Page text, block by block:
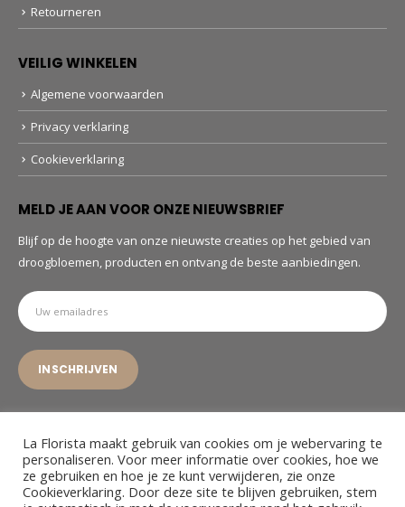
Retourneren
VEILIG WINKELEN
Algemene voorwaarden
Privacy verklaring
Cookieverklaring
MELD JE AAN VOOR ONZE NIEUWSBRIEF
Blijf op de hoogte van onze nieuwste creaties op het gebied van
droogbloemen, producten en ontvang de beste aanbiedingen.
© La Florista. 2022. All Rights Reserved
La Florista maakt gebruik van cookies om je webervaring te
personaliseren. Voor meer informatie over cookies, hoe we
ze gebruiken en hoe je ze kunt verwijderen, zie onze
Cookieverklaring. Door deze site te blijven gebruiken, stem